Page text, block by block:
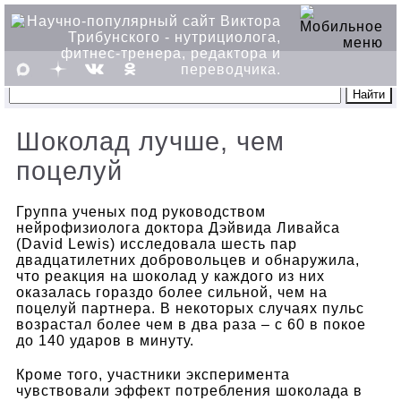
Шоколад лучше, чем
поцелуй
Группа ученых под руководством
нейрофизиолога доктора Дэйвида Ливайса
(David Lewis) исследовала шесть пар
двадцатилетних добровольцев и обнаружила,
что реакция на шоколад у каждого из них
оказалась гораздо более сильной, чем на
поцелуй партнера. В некоторых случаях пульс
возрастал более чем в два раза – с 60 в покое
до 140 ударов в минуту.
Кроме того, участники эксперимента
чувствовали эффект потребления шоколада в